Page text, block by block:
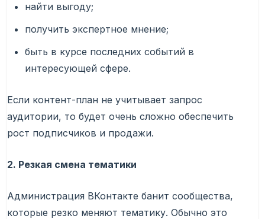
найти выгоду;
получить экспертное мнение;
быть в курсе последних событий в
интересующей сфере.
Если контент-план не учитывает запрос
аудитории, то будет очень сложно обеспечить
рост подписчиков и продажи.
2. Резкая смена тематики
Администрация ВКонтакте банит сообщества,
которые резко меняют тематику. Обычно это